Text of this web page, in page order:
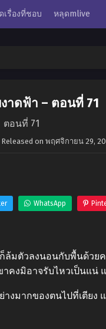
เรื่องที่ชอบ หลุดmlive
าดฟ้า – ตอนที่ 71
ตอนที่ 71
Released on พฤศจิกายน 29,
WhatsApp
ล้มตัวลงนอนกับพื้นด้ว
คงมิอาจรับไหวเป็นแ
งมากของตนไปที่เตีย